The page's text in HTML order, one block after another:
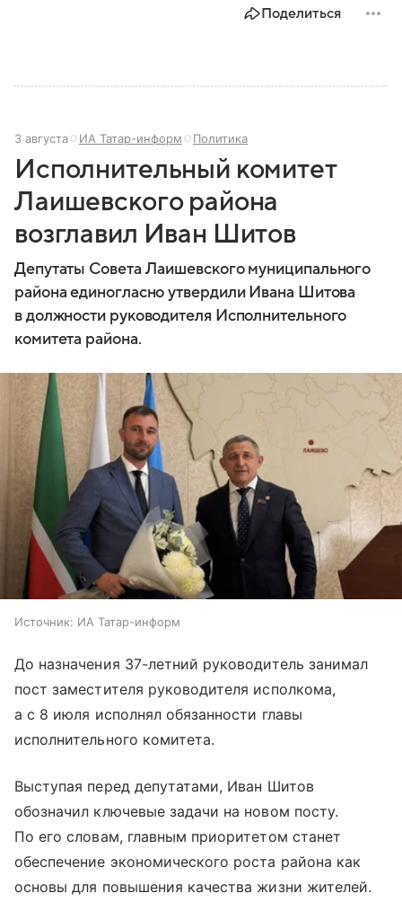
Поделиться
3 августа ИА Татар-информ Политика
Исполнительный комитет
Лаишевского района
возглавил Иван Шитов
Депутаты Совета Лаишевского муниципального
района единогласно утвердили Ивана Шитова
в должности руководителя Исполнительного
комитета района.
Источник: ИА Татар-информ
До назначения 37-летний руководитель занимал
пост заместителя руководителя исполкома,
а с 8 июля исполнял обязанности главы
исполнительного комитета.
Выступая перед депутатами, Иван Шитов
обозначил ключевые задачи на новом посту.
По его словам, главным приоритетом станет
обеспечение экономического роста района как
основы для повышения качества жизни жителей.